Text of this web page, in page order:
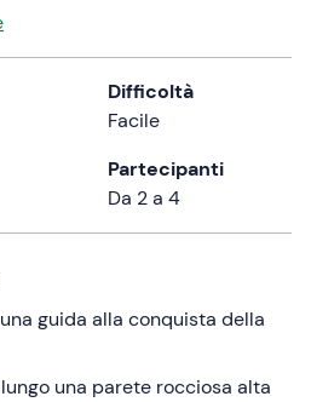
Difficoltà
Facile
Partecipanti
Da 2 a 4
guida alla conquista della
una parete rocciosa alta